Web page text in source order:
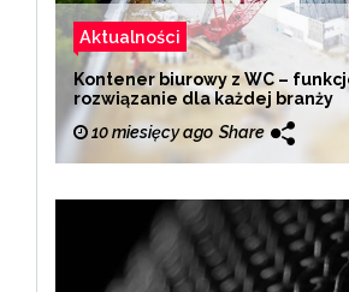
Aktualności
Kontener biurowy z WC –
rozwiązanie dla każdej branży
10 miesięcy ago Share